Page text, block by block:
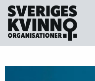
Sveriges